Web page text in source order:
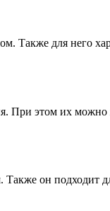
Также для него
При этом их
Также он подходит